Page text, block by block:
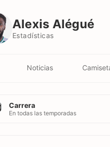
Alexis Alégué
Estadísticas
Noticias
Carrera
En todas las temporadas